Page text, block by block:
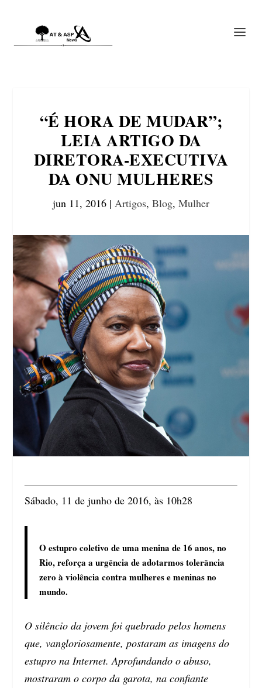
“É HORA DE MUDAR”;
LEIA ARTIGO DA
DIRETORA-EXECUTIVA
DA ONU MULHERES
jun 11, 2016 | Artigos, Blog, Mulher
Sábado, 11 de junho de 2016, às 10h28
O estupro coletivo de uma menina de 16 anos, no
Rio, reforça a urgência de adotarmos tolerância
zero à violência contra mulheres e meninas no
mundo.
O silêncio da jovem foi quebrado pelos homens
que, vangloriosamente, postaram as imagens do
estupro na Internet. Aprofundando o abuso,
mostraram o corpo da garota, na confiante